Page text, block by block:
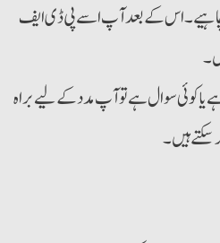
چاہیے۔ اس کے بعد آپ اسے پی ڈی ایف
کوئی سوال ہے تو آپ مدد کے لیے براہ
ہیں۔